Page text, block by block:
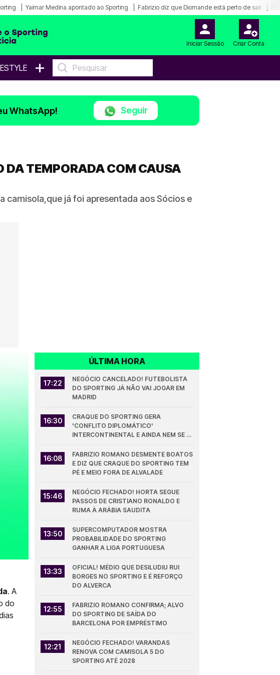
Yaimar Medina apontado ao Sporting Fabrizio diz que Diomande está perto de sair
Iniciar Sessão Criar Conta
+
WhatsApp! Seguir
DA TEMPORADA COM CAUSA
camisola,que já foi apresentada aos Sócios e
. A
do
ÚLTIMA HORA
17:22
NEGÓCIO CANCELADO! FUTEBOLISTA
DO SPORTING JÁ NÃO VAI JOGAR EM
MADRID
16:30
CRAQUE DO SPORTING GERA
'CONFLITO DIPLOMÁTICO'
INTERCONTINENTAL E AINDA NEM SE
16:08
FABRIZIO ROMANO DESMENTE BOATOS
E DIZ QUE CRAQUE DO SPORTING TEM
PÉ E MEIO FORA DE ALVALADE
15:46
NEGÓCIO FECHADO! HORTA SEGUE
PASSOS DE CRISTIANO RONALDO E
RUMA À ARÁBIA SAUDITA
13:50
SUPERCOMPUTADOR MOSTRA
PROBABILIDADE DO SPORTING
GANHAR A LIGA PORTUGUESA
13:33
OFICIAL! MÉDIO QUE DESILUDIU RUI
BORGES NO SPORTING E É REFORÇO
DO ALVERCA
12:55
FABRIZIO ROMANO CONFIRMA; ALVO
DO SPORTING DE SAÍDA DO
BARCELONA POR EMPRÉSTIMO
12:21
NEGÓCIO FECHADO! VARANDAS
RENOVA COM CAMISOLA 5 DO
SPORTING ATÉ 2028